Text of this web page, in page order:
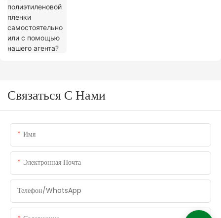
Связаться С Нами
Имя
Электронная Почта
Телефон/WhatsApp